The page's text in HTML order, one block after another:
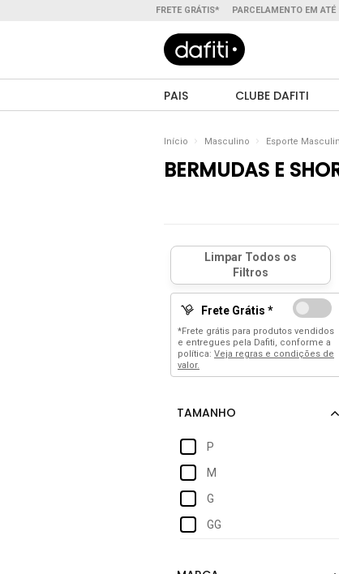
FRETE GRÁTIS* PARCELAMENTO EM ATÉ
PAIS CLUBE DAFITI
Início Masculino Esporte
BERMUDAS E
Frete Grátis *
*Frete grátis para produtos vendidos
e entregues pela Dafiti, conforme a
política: Veja regras e condições de
valor.
P
M
G
GG